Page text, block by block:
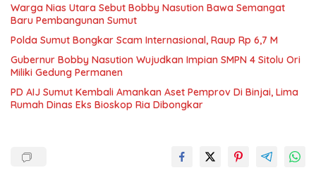
Warga Nias Utara Sebut Bobby Nasution Bawa Semangat
Baru Pembangunan Sumut
Polda Sumut Bongkar Scam Internasional, Raup Rp 6,7 M
Gubernur Bobby Nasution Wujudkan Impian SMPN 4 Sitolu Ori
Miliki Gedung Permanen
PD AIJ Sumut Kembali Amankan Aset Pemprov Di Binjai, Lima
Rumah Dinas Eks Bioskop Ria Dibongkar